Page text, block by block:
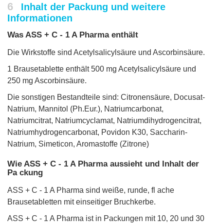
6
Inhalt der Packung und weitere
Informationen
Was ASS + C - 1 A Pharma enthält
Die Wirkstoffe sind Acetylsalicylsäure und Ascorbinsäure.
1 Brausetablette enthält 500 mg Acetylsalicylsäure und
250 mg Ascorbinsäure.
Die sonstigen Bestandteile sind: Citronensäure, Docusat-
Natrium, Mannitol (Ph.Eur.), Natriumcarbonat,
Natriumcitrat, Natriumcyclamat, Natriumdihydrogencitrat,
Natriumhydrogencarbonat, Povidon K30, Saccharin-
Natrium, Simeticon, Aromastoffe (Zitrone)
Wie ASS + C - 1 A Pharma aussieht und Inhalt der
Pa ckung
ASS + C - 1 A Pharma sind weiße, runde, fl ache
Brausetabletten mit einseitiger Bruchkerbe.
ASS + C - 1 A Pharma ist in Packungen mit 10, 20 und 30